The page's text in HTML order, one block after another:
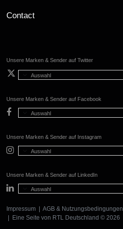
Contact
Unsere Marken & Sender auf Twitter
Auswahl
Unsere Marken & Sender auf Facebook
Auswahl
Unsere Marken & Sender auf Instagram
Auswahl
Unsere Marken & Sender auf LinkedIn
Auswahl
Impressum AGB & Nutzungsbedingungen
| Eine Seite von RTL Deutschland © 2026